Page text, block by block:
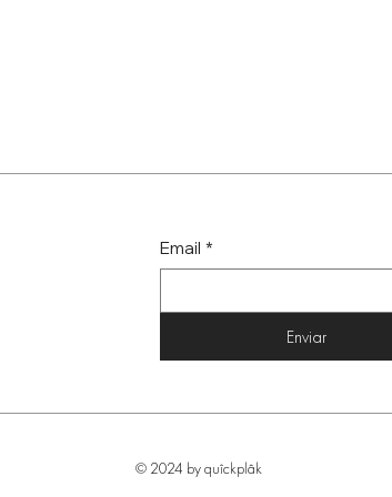
Email *
Enviar
© 2024 by quîckplâk